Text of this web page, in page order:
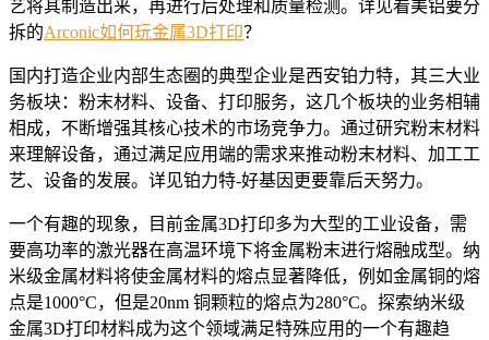
艺将其制造出来，再进行后处理和质量检测。详见看美铝要分
拆的Arconic如何玩金属3D打印？
国内打造企业内部生态圈的典型企业是西安铂力特，其三大业
务板块：粉末材料、设备、打印服务，这几个板块的业务相辅
相成，不断增强其核心技术的市场竞争力。通过研究粉末材料
来理解设备，通过满足应用端的需求来推动粉末材料、加工工
艺、设备的发展。详见铂力特-好基因更要靠后天努力。
一个有趣的现象，目前金属3D打印多为大型的工业设备，需
要高功率的激光器在高温环境下将金属粉末进行熔融成型。纳
米级金属材料将使金属材料的熔点显著降低，例如金属铜的熔
点是1000°C，但是20nm 铜颗粒的熔点为280°C。探索纳米级
金属3D打印材料成为这个领域满足特殊应用的一个有趣趋